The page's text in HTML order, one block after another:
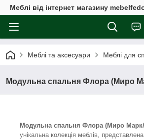
Меблі від інтернет магазину
Меблі та аксесуари Меблі для
Модульна спальня Флора (Миро
Модульна спальня Флора (Миро
унікальна колекція меблів,